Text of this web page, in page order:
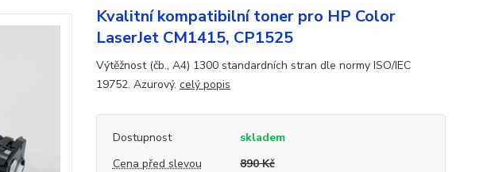
Kvalitní kompatibilní toner pro HP Color
LaserJet CM1415, CP1525
Výtěžnost (čb., A4) 1300 standardních stran dle normy ISO/IEC
19752. Azurový. celý popis
Dostupnost
skladem
Cena před slevou
890 Kč